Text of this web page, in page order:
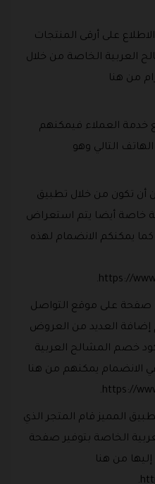
على أرقى المنتجات
العربية الخاصة من خلال
من هنا
خدمة العملاء فيمكنهم
التالي وهو
أن تكون من خلال تطبيق
خاصة أيضا يتم استعراض
يمكنكم الانضمام لهذه
https://
صفحة على موقع التواصل
إضافة العديد من العروض
خصم المشالح العربية
الانضمام يمكنهم من هنا
https://
المميز قام المتجر الذي
الخاصة بتوفير صفحة
من هنا